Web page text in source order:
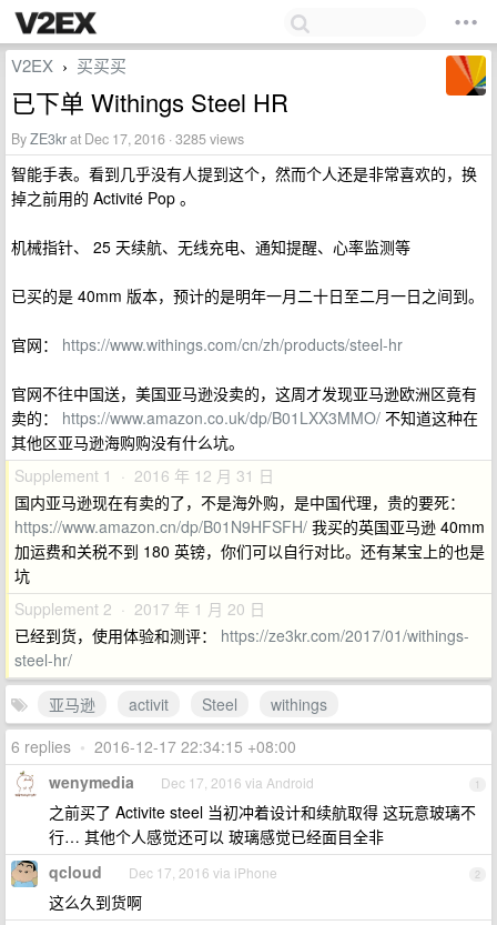
V2EX › 买买买
已下单 Withings Steel HR
ByZE3krat Dec 17, 2016 · 3285 views
智能手表。看到几乎没有人提到这个，然而个人还是非常喜欢的，换
掉之前用的 Activité Pop 。
机械指针、 25 天续航、无线充电、通知提醒、心率监测等
已买的是 40mm 版本，预计的是明年一月二十日至二月一日之间到。
官网： https://www.withings.com/cn/zh/products/steel-hr
官网不往中国送，美国亚马逊没卖的，这周才发现亚马逊欧洲区竟有
卖的： https://www.amazon.co.uk/dp/B01LXX3MMO/ 不知道这种在
其他区亚马逊海购购没有什么坑。
Supplement 1 · 2016 年 12 月 31 日
国内亚马逊现在有卖的了，不是海外购，是中国代理，贵的要死：
https://www.amazon.cn/dp/B01N9HFSFH/ 我买的英国亚马逊 40mm
加运费和关税不到 180 英镑，你们可以自行对比。还有某宝上的也是
坑
Supplement 2 · 2017 年 1 月 20 日
已经到货，使用体验和测评： https://ze3kr.com/2017/01/withings-
steel-hr/
亚马逊
activit Steel
withings
6 replies • 2016-12-17 22:34:15 +08:00
1
wenymedia Dec 17, 2016 via Android
之前买了 Activite steel 当初冲着设计和续航取得 这玩意玻璃不
行… 其他个人感觉还可以 玻璃感觉已经面目全非
2
qcloud Dec 17, 2016 via iPhone
这么久到货啊